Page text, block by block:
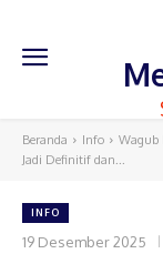
Beranda Info
Wagub
Jadi Definitif dan...
INFO
19 Desember 2025